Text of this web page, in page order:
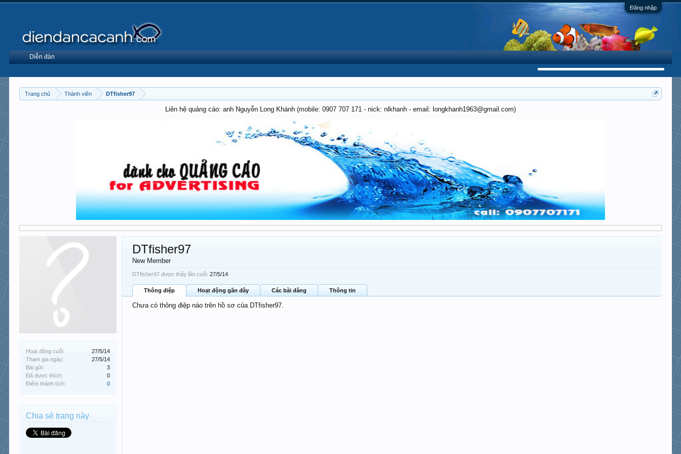
Đăng nhập
Trang chủ Thành viên DTfisher97
Liên hệ quảng cáo: anh Nguyễn Long Khánh (mobile: 0907 707 171 - nick: nlkhanh - email: longkhanh1963@gmail.com)
Hoạt động cuối:
27/5/14
Tham gia ngày:
27/5/14
Bài gửi:
3
Đã được thích:
0
Điểm thành tích:
0
Chia sẻ trang này
DTfisher97
New Member
DTfisher97 được thấy lần cuối: 27/5/14
Thông điệp Hoạt động gần đây Các bài đăng Thông tin
Chưa có thông điệp nào trên hồ sơ của DTfisher97.
Diễn đàn